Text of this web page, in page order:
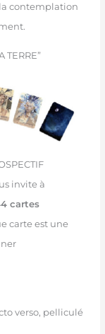
contemplation
TERRE”
invite à
cartes
carte est une
verso, pelliculé